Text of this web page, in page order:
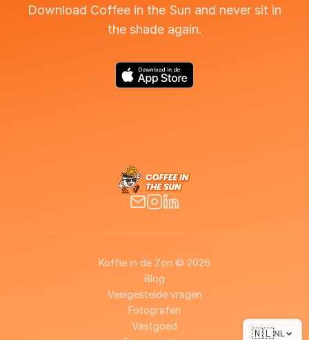
Download Coffee in the Sun and never sit in
the shade again.
Koffie in de Zon © 2026
Blog
Veelgestelde vragen
Fotografen
Vastgoed
🇳🇱NL